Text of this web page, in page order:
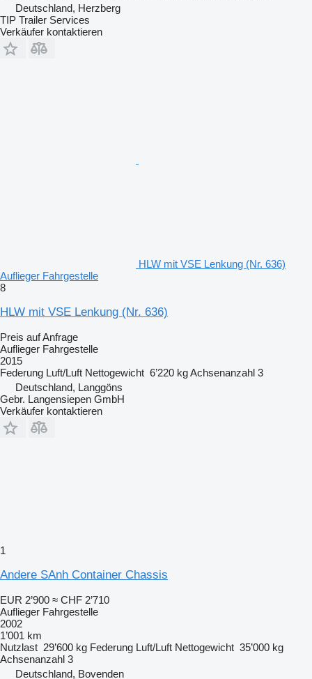
Deutschland, Herzberg
TIP Trailer Services
Verkäufer kontaktieren
HLW mit VSE Lenkung (Nr. 636)
Auflieger Fahrgestelle
8
HLW mit VSE Lenkung (Nr. 636)
Preis auf Anfrage
Auflieger Fahrgestelle
2015
Federung Luft/Luft Nettogewicht 6’220 kgAchsenanzahl 3
Deutschland, Langgöns
Gebr. Langensiepen GmbH
Verkäufer kontaktieren
1
Andere SAnh Container Chassis
EUR 2’900 ≈ CHF 2’710
Auflieger Fahrgestelle
2002
1’001 km
Nutzlast 29’600 kg Federung Luft/Luft Nettogewicht 35’000 kg
Achsenanzahl 3
Deutschland, Bovenden